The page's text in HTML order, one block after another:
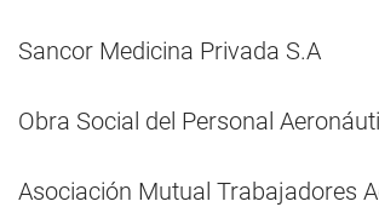
Sancor Medicina Privada S.A
Obra Social del Personal
Asociación Mutual Trabajadores